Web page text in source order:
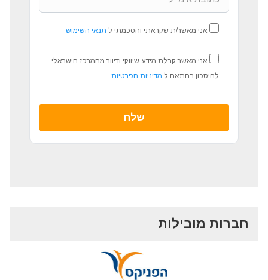
אני מאשר/ת שקראתי והסכמתי ל תנאי השימוש
אני מאשר קבלת מידע שיווקי ודיוור מהמרכז הישראלי
לחיסכון בהתאם ל מדיניות הפרטיות
חברות מובילות